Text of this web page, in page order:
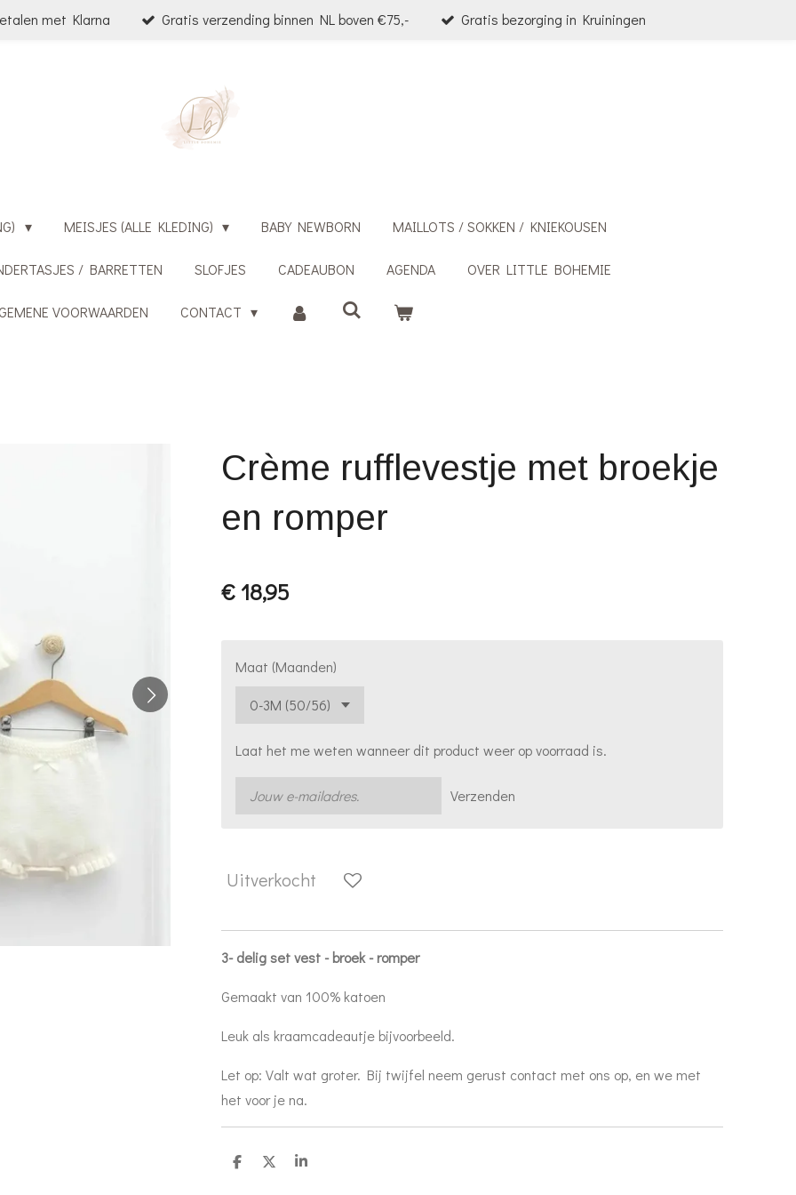
met Klarna Gratis verzending binnen NL boven €75,- Gratis bezorging in Kruiningen
MEISJES (ALLE KLEDING) BABY NEWBORN MAILLOTS / SOKKEN / KNIEKOUSEN
/ BARRETTEN SLOFJES CADEAUBON AGENDA OVER LITTLE BOHEMIE
VOORWAARDEN CONTACT
Crème rufflevestje met broekje
en romper
€ 18,95
Maat (Maanden)
Laat het me weten wanneer dit product weer op voorraad is.
Verzenden
Uitverkocht
3- delig set vest - broek - romper
Gemaakt van 100% katoen
Leuk als kraamcadeautje bijvoorbeeld.
Let op: Valt wat groter. Bij twijfel neem gerust contact met ons op, en we met
het voor je na.
D
D
S